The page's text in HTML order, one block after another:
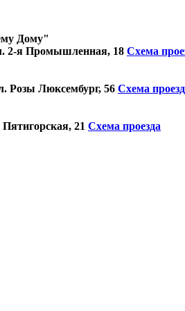
Дому"
2-я Промышленная, 18 Схема
Розы Люксембург, 56 Схема
21 Схема проезда